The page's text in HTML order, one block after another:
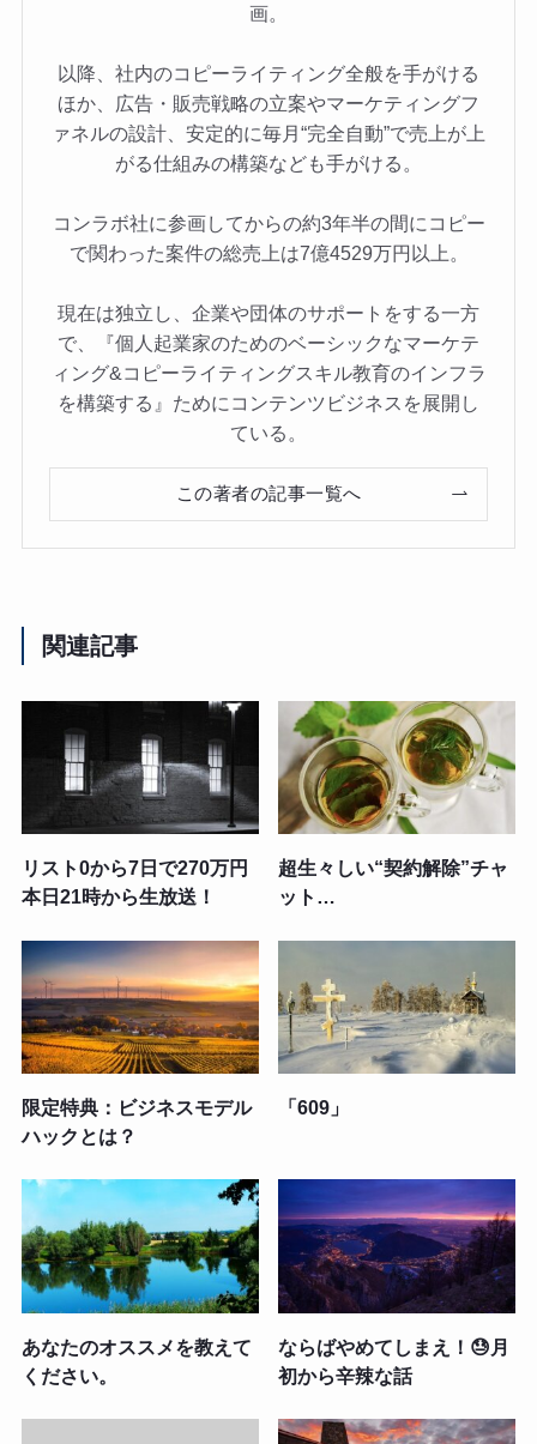
画。
以降、社内のコピーライティング全般を手がける
ほか、広告・販売戦略の立案やマーケティングフ
ァネルの設計、安定的に毎月“完全自動”で売上が上
がる仕組みの構築なども手がける。
コンラボ社に参画してからの約3年半の間にコピー
で関わった案件の総売上は7億4529万円以上。
現在は独立し、企業や団体のサポートをする一方
で、『個人起業家のためのベーシックなマーケテ
ィング&コピーライティングスキル教育のインフラ
を構築する』ためにコンテンツビジネスを展開し
ている。
この著者の記事一覧へ
関連記事
リスト0から7日で270万円
本日21時から生放送！
超生々しい“契約解除”チャ
ット…
限定特典：ビジネスモデル
ハックとは？
「609」
あなたのオススメを教えて
ください。
ならばやめてしまえ！😓月
初から辛辣な話